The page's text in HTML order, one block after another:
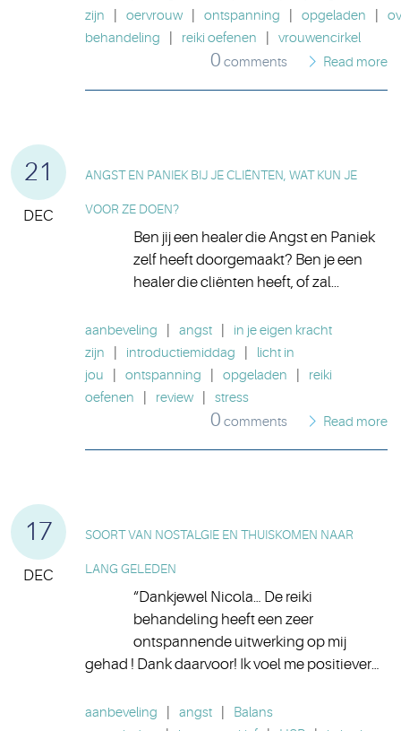
zijn
oervrouw ontspanning opgeladen
behandeling
reiki oefenen vrouwencirkel
0 comments Read more
21
DEC
ANGST EN PANIEK BIJ JE CLIËNTEN, WAT KUN JE
VOOR ZE DOEN?
Ben jij een healer die Angst en Paniek
zelf heeft doorgemaakt? Ben je een
healer die cliënten heeft, of zal...
aanbeveling angst
in je eigen kracht
zijn
introductiemiddag
licht in
jou
ontspanning opgeladen
reiki
oefenen
review stress
0 comments Read more
17
DEC
SOORT VAN NOSTALGIE EN THUISKOMEN NAAR
LANG GELEDEN
“Dankjewel Nicola… De reiki
behandeling heeft een zeer
ontspannende uitwerking op mij
gehad ! Dank daarvoor! Ik voel me positiever…
aanbeveling angst
Balans